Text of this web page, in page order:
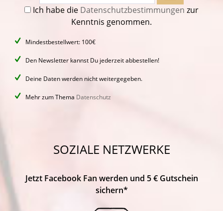
Ich habe die Datenschutzbestimmungen zur
Kenntnis genommen.
Mindestbestellwert: 100€
Den Newsletter kannst Du jederzeit abbestellen!
Deine Daten werden nicht weitergegeben.
Mehr zum Thema Datenschutz
SOZIALE NETZWERKE
Jetzt Facebook Fan werden und 5 € Gutschein
sichern*